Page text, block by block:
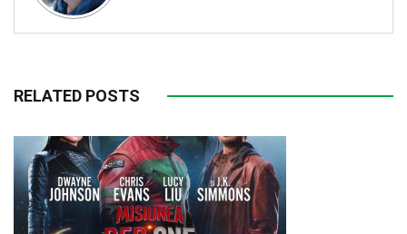
RELATED POSTS